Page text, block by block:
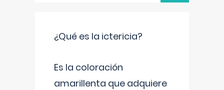
¿Qué es la ictericia?
Es la coloración
amarillenta que adquiere